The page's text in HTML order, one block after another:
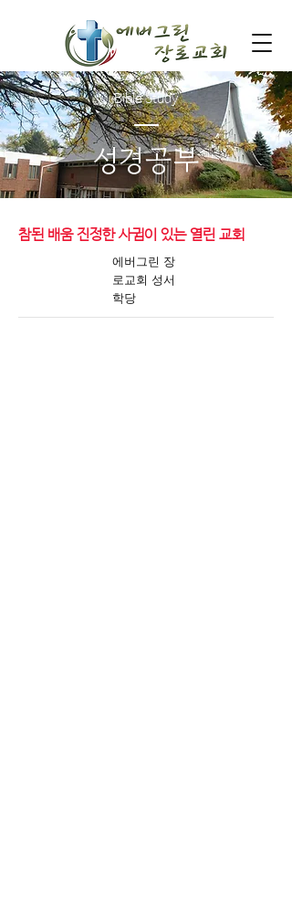
Bible Study
​성경공부
​참된 배움 진정한 사귐이 있는 열린 교회
에버그린 장
로교회 성서
학당